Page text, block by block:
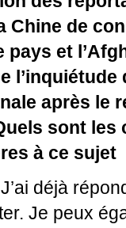
Chine de
et
après le
sont
à ce sujet
J’ai déjà
Je peux